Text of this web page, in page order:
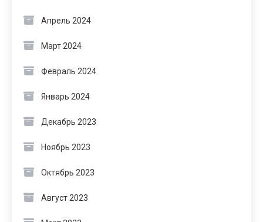
Апрель 2024
Март 2024
Февраль 2024
Январь 2024
Декабрь 2023
Ноябрь 2023
Октябрь 2023
Август 2023